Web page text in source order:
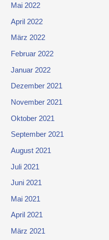
Mai 2022
April 2022
März 2022
Februar 2022
Januar 2022
Dezember 2021
November 2021
Oktober 2021
September 2021
August 2021
Juli 2021
Juni 2021
Mai 2021
April 2021
März 2021